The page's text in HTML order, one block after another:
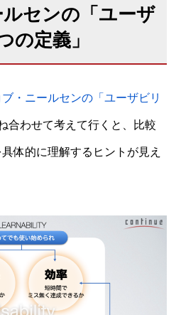
センの「ユーザ
の定義」
ブ・ニールセンの「ユーザビリ
合わせて考えて行くと、比較
体的に理解するヒントが見え